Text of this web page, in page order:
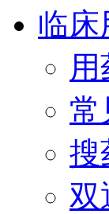
临床
用
常
搜
双